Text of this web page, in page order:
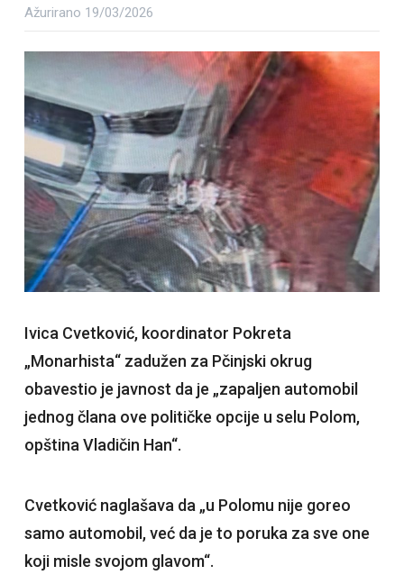
Ažurirano 19/03/2026
Ivica Cvetković, koordinator Pokreta
„Monarhista“ zadužen za Pčinjski okrug
obavestio je javnost da je „zapaljen automobil
jednog člana ove političke opcije u selu Polom,
opština Vladičin Han“.
Cvetković naglašava da „u Polomu nije goreo
samo automobil, već da je to poruka za sve one
koji misle svojom glavom“.